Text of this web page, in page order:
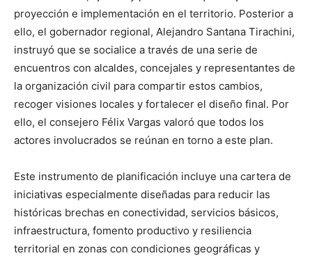
proyección e implementación en el territorio. Posterior a
ello, el gobernador regional, Alejandro Santana Tirachini,
instruyó que se socialice a través de una serie de
encuentros con alcaldes, concejales y representantes de
la organización civil para compartir estos cambios,
recoger visiones locales y fortalecer el diseño final. Por
ello, el consejero Félix Vargas valoró que todos los
actores involucrados se reúnan en torno a este plan.
Este instrumento de planificación incluye una cartera de
iniciativas especialmente diseñadas para reducir las
históricas brechas en conectividad, servicios básicos,
infraestructura, fomento productivo y resiliencia
territorial en zonas con condiciones geográficas y